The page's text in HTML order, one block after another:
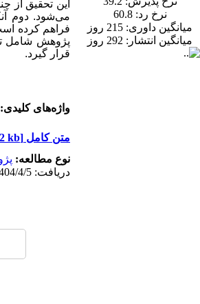
نرخ رد:60.8
میانگین داوری: 215 روز
میانگین انتشار: 292 روز
این تحقیق از
می‌شود. دوم
فراهم کرده
پژوهش شامل
قرار گیرد.
واژه‌های کلیدی:
متن کامل [PDF 492 kb]
نوع مطالعه:
دریافت: 1404/4/5 | پذیرش: 1404/7/3 | انتشار: 1403/12/10